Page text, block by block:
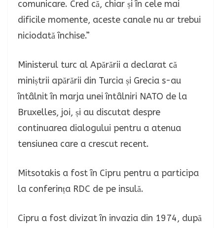
comunicare. Cred că, chiar și în cele mai
dificile momente, aceste canale nu ar trebui
niciodată închise.”
Ministerul turc al Apărării a declarat că
miniștrii apărării din Turcia și Grecia s-au
întâlnit în marja unei întâlniri NATO de la
Bruxelles, joi, și au discutat despre
continuarea dialogului pentru a atenua
tensiunea care a crescut recent.
Mitsotakis a fost în Cipru pentru a participa
la conferința RDC de pe insulă.
Cipru a fost divizat în invazia din 1974, după